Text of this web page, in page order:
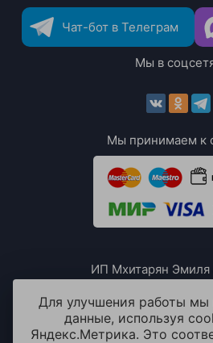
Чат-бот в Телеграм
Мы в
Мы принимаем к
ИП Мхитарян Эмиля
ИНН:
ОГРН / ОГРНИП:
Для улучшения работы
данные, используя
Яндекс.Метрика. Это